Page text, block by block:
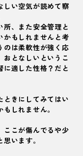
しい空気が読めて察
所、また安全管理と
かもしれませんと考
のは柔軟性が強く応
おとなしいというこ
に適した性格？だと
ときにしてみてはい
しれません。
ここが傷んでるや少
います。